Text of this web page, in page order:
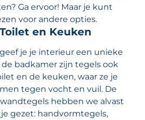
Ga ervoor! Maar je kunt
voor andere opties.
en Keuken
je je interieur een unieke
badkamer zijn tegels ook
en de keuken, waar ze je
tegen vocht en vuil. De
hebben we alvast
gezet: handvormtegels,